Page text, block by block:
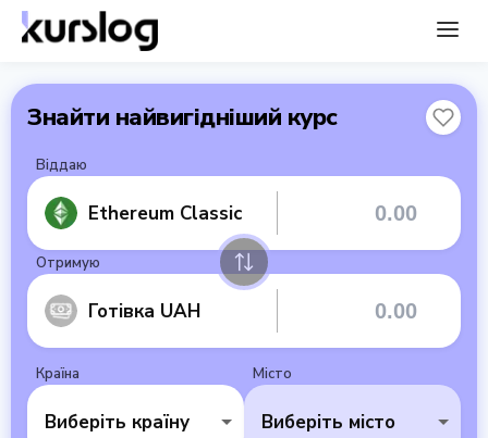
Знайти найвигідніший курс
Віддаю
Ethereum Classic
Отримую
Готівка UAH
Країна
Виберіть країну
Місто
Виберіть місто